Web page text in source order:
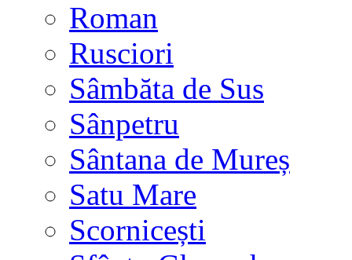
Roman
Rusciori
Sâmbăta de Sus
Sânpetru
Sântana de Mureș
Satu Mare
Scornicești